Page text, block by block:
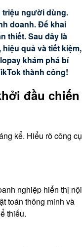
triệu người dùng.
doanh. Để khai
thiết. Sau đây là
quả và tiết kiệm,
khám phá bí
thành công!
đầu chiến
kể. Hiểu rõ công cụ
nghiệp hiển thị nội
toán thông minh và
thiếu.